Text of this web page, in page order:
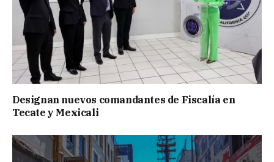
Designan nuevos comandantes de Fiscalía en
Tecate y Mexicali